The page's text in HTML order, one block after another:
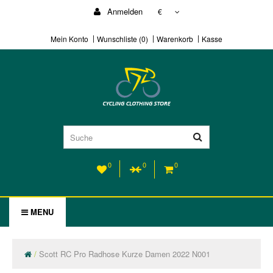
Anmelden €
Mein Konto Wunschliste (0) Warenkorb Kasse
0 0 0
MENU
Scott RC Pro Radhose Kurze Damen 2022 N001